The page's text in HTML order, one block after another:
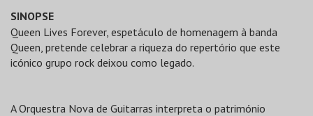
SINOPSE
Queen Lives Forever, espetáculo de homenagem à banda
Queen, pretende celebrar a riqueza do repertório que este
icónico grupo rock deixou como legado.
A Orquestra Nova de Guitarras interpreta o património